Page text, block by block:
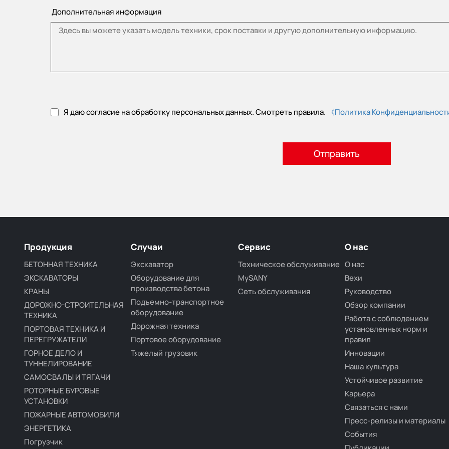
Дополнительная информация
Я даю согласие на обработку персональных данных. Смотреть правила. 《Политика
Продукция
БЕТОННАЯ ТЕХНИКА
ЭКСКАВАТОРЫ
КРАНЫ
ДОРОЖНО-СТРОИТЕЛЬНАЯ
ТЕХНИКА
ПОРТОВАЯ ТЕХНИКА И
ПЕРЕГРУЖАТЕЛИ
ГОРНОЕ ДЕЛО И
ТУННЕЛИРОВАНИЕ
САМОСВАЛЫ И ТЯГАЧИ
РОТОРНЫЕ БУРОВЫЕ
УСТАНОВКИ
ПОЖАРНЫЕ АВТОМОБИЛИ
ЭНЕРГЕТИКА
Погрузчик
Случаи
Экскаватор
Оборудование для
производства бетона
Подъемно-транспортное
оборудование
Дорожная техника
Портовое оборудование
Тяжелый грузовик
Сервис
Техническое обслуживание
MySANY
Сеть обслуживания
О нас
О нас
Вехи
Руководство
Обзор компании
Работа с соблюдением
установленных норм и
правил
Инновации
Наша культура
Устойчивое развитие
Карьера
Связаться с нами
Пресс-релизы и материалы
События